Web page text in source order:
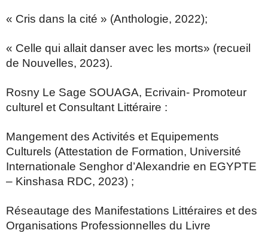
« Cris dans la cité » (Anthologie, 2022);
« Celle qui allait danser avec les morts» (recueil
de Nouvelles, 2023).
Rosny Le Sage SOUAGA, Ecrivain- Promoteur
culturel et Consultant Littéraire :
Mangement des Activités et Equipements
Culturels (Attestation de Formation, Université
Internationale Senghor d’Alexandrie en EGYPTE
– Kinshasa RDC, 2023) ;
Réseautage des Manifestations Littéraires et des
Organisations Professionnelles du Livre